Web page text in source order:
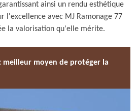
ainsi un rendu esthétique
l'excellence avec MJ Ramonage 77
la valorisation qu'elle mérite.
meilleur moyen de protéger la